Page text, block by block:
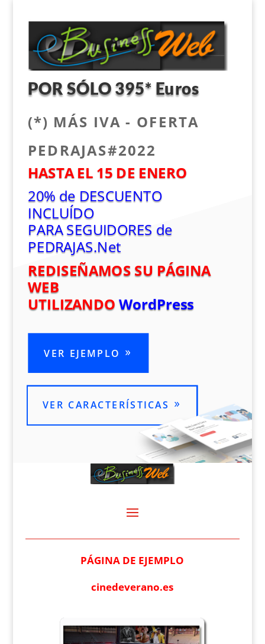
POR SÓLO 395* Euros
(*) MÁS IVA - OFERTA
PEDRAJAS#2022
HASTA EL 15 DE ENERO
20% de DESCUENTO
INCLUÍDO
PARA SEGUIDORES de
PEDRAJAS.Net
REDISEÑAMOS SU PÁGINA
WEB
UTILIZANDOWordPress
VER EJEMPLO
VER CARACTERÍSTICAS
PÁGINA DE EJEMPLO
cinedeverano.es